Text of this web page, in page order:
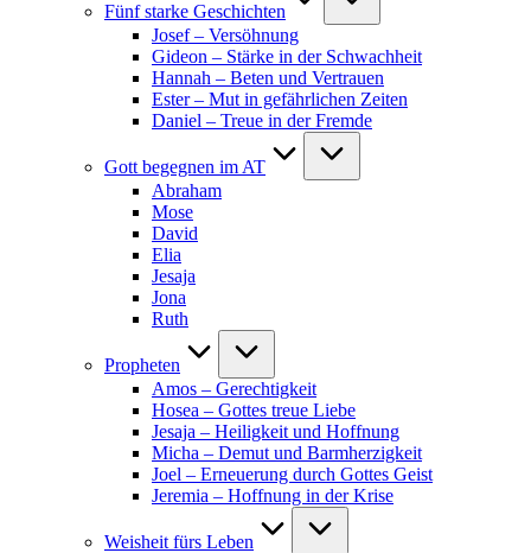
Fünf starke Geschichten
Josef – Versöhnung
Gideon – Stärke in der Schwachheit
Hannah – Beten und Vertrauen
Ester – Mut in gefährlichen Zeiten
Daniel – Treue in der Fremde
Gott begegnen im AT
Abraham
Mose
David
Elia
Jesaja
Jona
Ruth
Propheten
Amos – Gerechtigkeit
Hosea – Gottes treue Liebe
Jesaja – Heiligkeit und Hoffnung
Micha – Demut und Barmherzigkeit
Joel – Erneuerung durch Gottes Geist
Jeremia – Hoffnung in der Krise
Weisheit fürs Leben